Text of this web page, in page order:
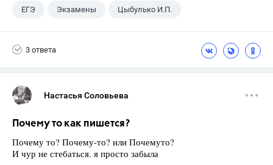
ЕГЭ Экзамены Цыбулько И.П.
3 ответа
Настасья Соловьева
Почему то как пишется?
Почему то? Почему-то? или Почемуто?
И чур не стебаться. я просто забыла